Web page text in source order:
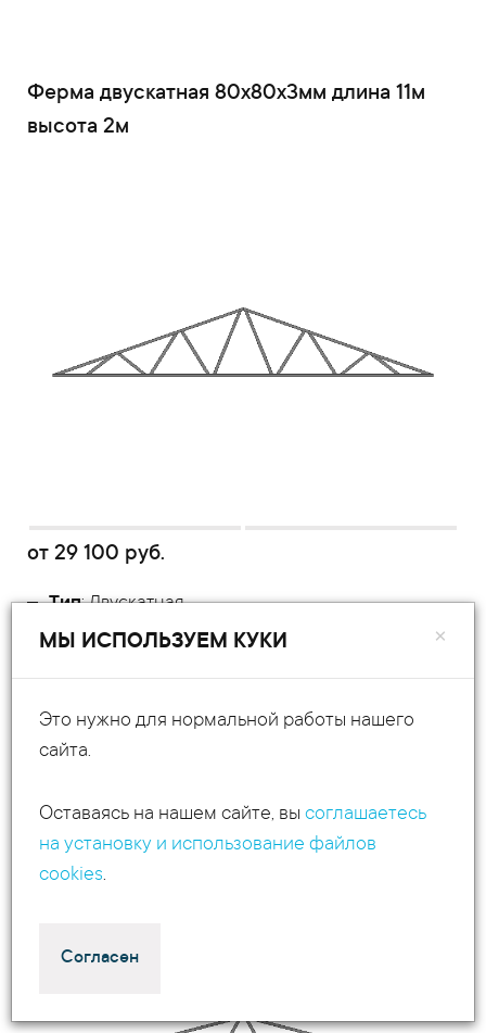
Ферма двускатная 80x80x3мм длина 11м
высота 2м
от 29 100 руб.
Тип: Двускатная
Материал: Труба 80 x 80 x 3 мм
×
МЫ ИСПОЛЬЗУЕМ КУКИ
Это нужно для нормальной работы нашего
сайта.
Оставаясь на нашем сайте, вы соглашаетесь
на установку и использование файлов
cookies.
Согласен